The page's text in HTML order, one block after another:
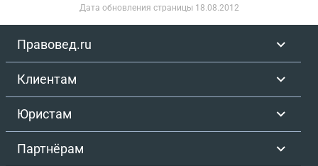
Дата обновления страницы 18.08.2012
Правовед.ru
Клиентам
Юристам
Партнёрам